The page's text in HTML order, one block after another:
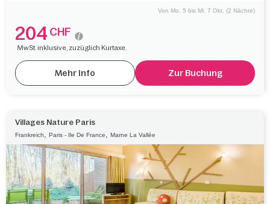
Von Mo. 5 bis Mi. 7 Okt. (2 Nächte)
204 CHF
MwSt. inklusive, zuzüglich Kurtaxe.
Mehr Info Zur Buchung
Villages Nature Paris
Frankreich Paris - Ile De France Marne La Vallée